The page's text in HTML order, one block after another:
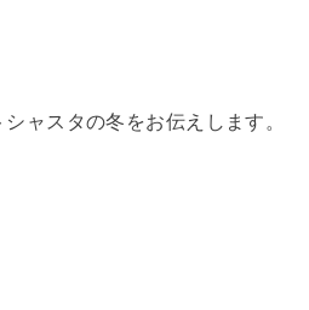
ャスタの冬をお伝えします。